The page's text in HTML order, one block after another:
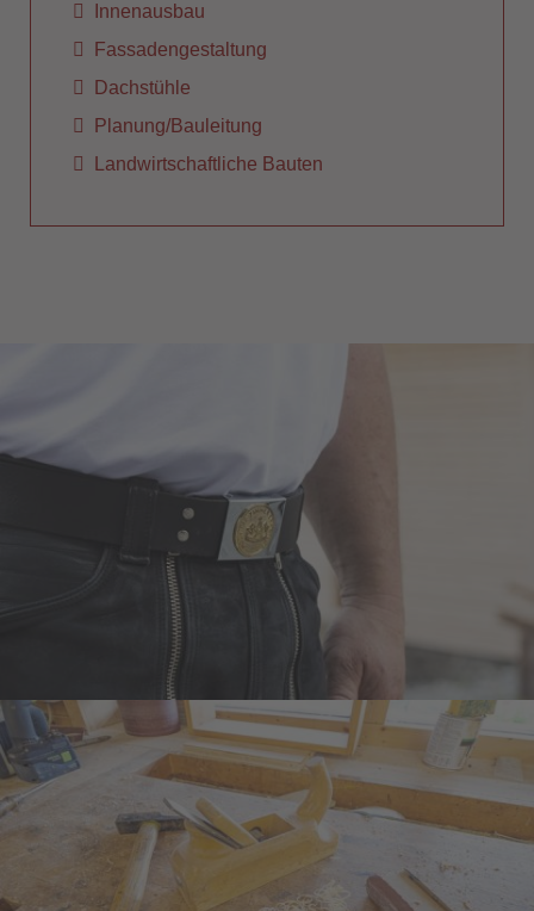
Innenausbau
Fassadengestaltung
Dachstühle
Planung/Bauleitung
Landwirtschaftliche Bauten